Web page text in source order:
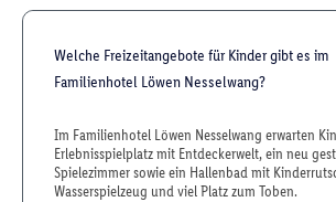
Welche Freizeitangebote für Kinder gibt es im
Familienhotel Löwen Nesselwang?
Im Familienhotel Löwen Nesselwang erwarten
Erlebnisspielplatz mit Entdeckerwelt, ein neu
Spielezimmer sowie ein Hallenbad mit
Wasserspielzeug und viel Platz zum Toben.